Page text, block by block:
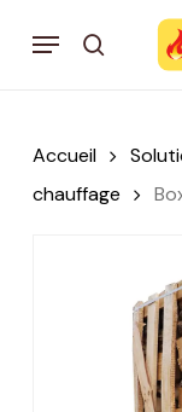
search
Menu
Mon
Accueil
chauffage